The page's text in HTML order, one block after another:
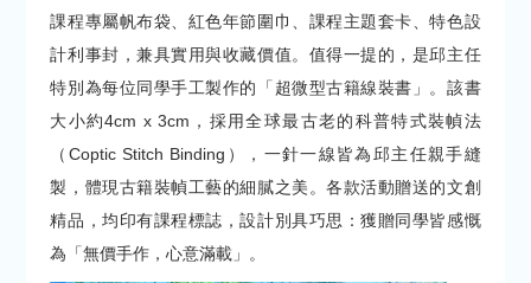
課程專屬帆布袋、紅色年節圍巾、課程主題套卡、特色設
計利事封，兼具實用與收藏價值。值得一提的，是邱主任
特別為每位同學手工製作的「超微型古籍線裝書」。該書
大小約4cm x 3cm，採用全球最古老的科普特式裝幀法
（Coptic Stitch Binding），一針一線皆為邱主任親手縫
製，體現古籍裝幀工藝的細膩之美。各款活動贈送的文創
精品，均印有課程標誌，設計別具巧思：獲贈同學皆感慨
為「無價手作，心意滿載」。